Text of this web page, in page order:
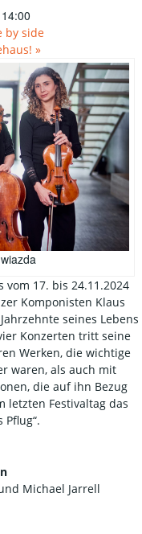
by side
»
vom 17. bis 24.11.2024
Komponisten Klaus
seines Lebens
Konzerten tritt seine
Werken, die wichtige
waren, als auch mit
die auf ihn Bezug
letzten Festivaltag das
Pflug“.
Michael Jarrell